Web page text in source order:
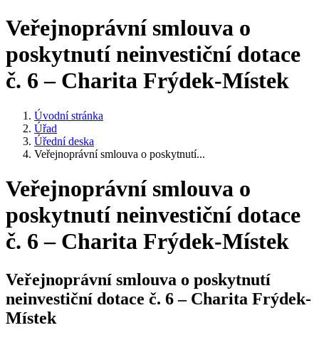
Veřejnoprávní smlouva o
poskytnutí neinvestiční dotace
č. 6 – Charita Frýdek-Místek
Úvodní stránka
Úřad
Úřední deska
Veřejnoprávní smlouva o poskytnutí...
Veřejnoprávní smlouva o
poskytnutí neinvestiční dotace
č. 6 – Charita Frýdek-Místek
Veřejnoprávní smlouva o poskytnutí
neinvestiční dotace č. 6 – Charita Frýdek-
Místek